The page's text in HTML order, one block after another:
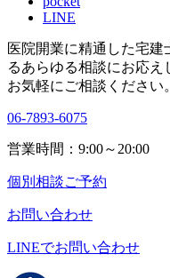
LINE
医院開業に精通した宅建
るあらゆる相談にお応え
お気軽にご相談ください。
06-7893-6075
営業時間：9:00～20:00
個別相談ご予約
お問い合わせ
LINEでお問い合わせ